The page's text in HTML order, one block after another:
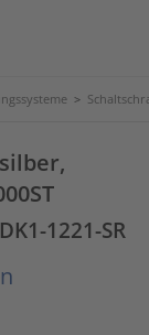
>
1221-SR